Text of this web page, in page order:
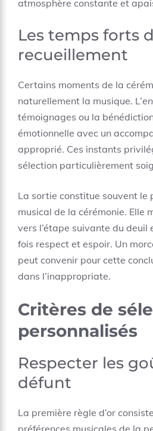
atmosphère constante et
Les temps forts
recueillement
Certains moments de la
naturellement la musique. L’
témoignages ou la
émotionnelle avec un
approprié. Ces instants
sélection particulièrement
La sortie constitue souvent le
musical de la cérémonie. Elle
vers l’étape suivante du deuil
fois respect et espoir. Un
peut convenir pour cette
dans l’inappropriate.
Critères de
personnalisés
Respecter les
défunt
La première règle d’or
préférences musicales de la